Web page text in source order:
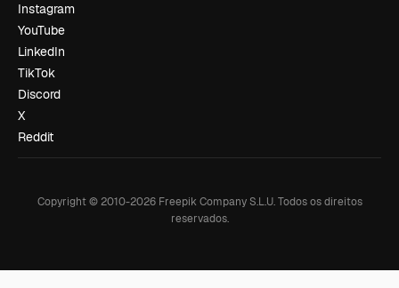
Instagram
YouTube
LinkedIn
TikTok
Discord
X
Reddit
Copyright © 2010-2026Freepik Company S.L.U. Todos os direitos
reservados.